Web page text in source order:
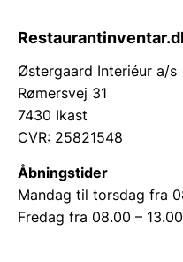
Østergaard Interiéur a/s
Rømersvej 31
7430 Ikast
CVR: 25821548
Åbningstider
Mandag til torsdag fra
Fredag fra 08.00 –